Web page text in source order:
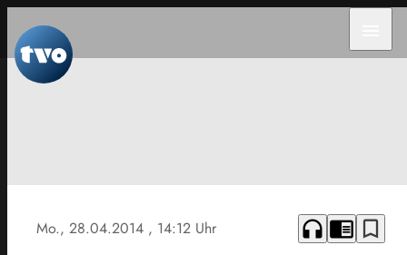
Mo., 28.04.2014 , 14:12 Uhr headphones chrome_reader_mode bookmark_border